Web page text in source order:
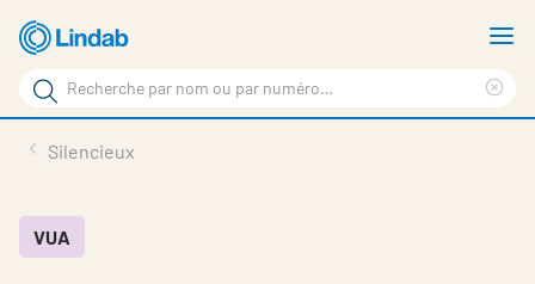
Aller
au
contenu
principal
Rechercher
Rechercher
sur
site
En vedette
Silencieux
VUA